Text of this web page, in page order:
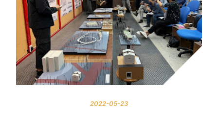
2022-05-23